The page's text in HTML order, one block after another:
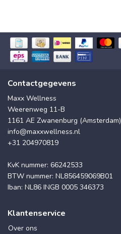
Contactgegevens
Maxx Wellness
Weerenweg 11-B
1161 AE Zwanenburg (Amsterdam)
info@maxxwellness.nl
+31 204970819
KvK nummer: 66242533
BTW nummer: NL856459069B01
Iban: NL86 INGB 0005 346373
Klantenservice
Over ons